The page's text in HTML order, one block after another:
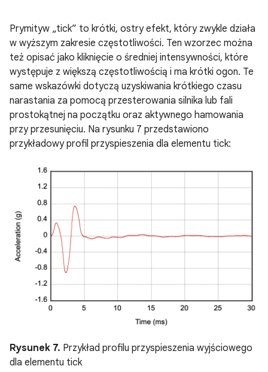
Prymityw „tick” to krótki, ostry efekt, który zwykle działa
w wyższym zakresie częstotliwości. Ten wzorzec można
też opisać jako kliknięcie o średniej intensywności, które
występuje z większą częstotliwością i ma krótki ogon. Te
same wskazówki dotyczą uzyskiwania krótkiego czasu
narastania za pomocą przesterowania silnika lub fali
prostokątnej na początku oraz aktywnego hamowania
przy przesunięciu. Na rysunku 7 przedstawiono
przykładowy profil przyspieszenia dla elementu tick:
Rysunek 7. Przykład profilu przyspieszenia wyjściowego
dla elementu tick